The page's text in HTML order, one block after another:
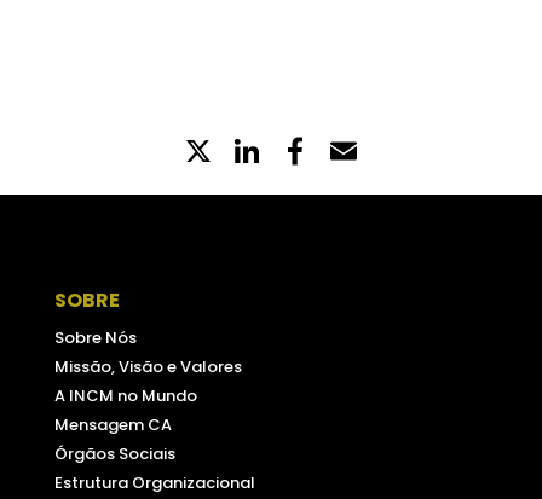
X LinkedIn
Partilhe
no
SOBRE
Sobre Nós
Missão, Visão e Valores
A INCM no Mundo
Mensagem CA
Órgãos Sociais
Estrutura Organizacional